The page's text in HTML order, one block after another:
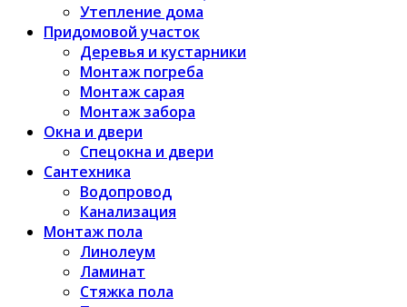
Утепление дома
Придомовой участок
Деревья и кустарники
Монтаж погреба
Монтаж сарая
Монтаж забора
Окна и двери
Спецокна и двери
Сантехника
Водопровод
Канализация
Монтаж пола
Линолеум
Ламинат
Стяжка пола